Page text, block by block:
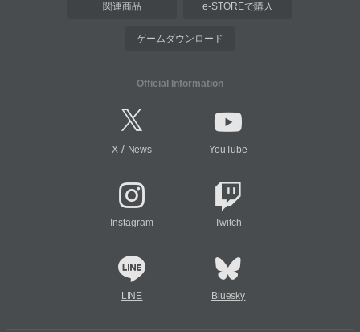
関連商品 e-STOREで購入
ゲームダウンロード
Official Information
X/ News YouTube
Instagram Twitch
LINE Bluesky